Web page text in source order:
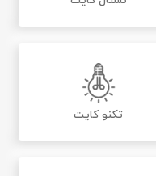
تکنو کایت